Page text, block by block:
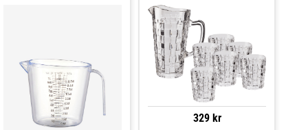
329 kr